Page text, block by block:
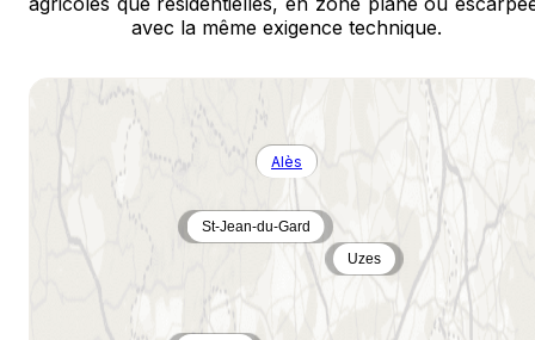
avec la même exigence technique.
Alès
Uzes
St-Jean-du-Gard